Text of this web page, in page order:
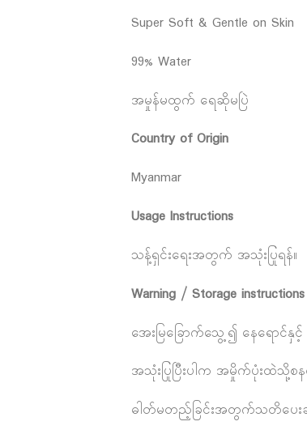
Super Soft & Gentle on Skin
99% Water
အမှုန်မထွက် ရေဆိုမပြဲ
Country of Origin
Myanmar
Usage Instructions
သန့်ရှင်းရေးအတွက် အသုံးပြုရန်။
Warning / Storage instructions
အေးမြခြောက်သွေ့၍ နေရောင်
အသုံးပြုပြီးပါက အမှိုက်ပုံးထဲသို့စန
ဓါတ်မတည့်ခြင်းအတွက်သတိပေးခ